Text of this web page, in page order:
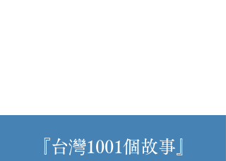
『台灣1001個故事』